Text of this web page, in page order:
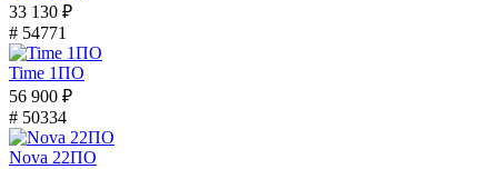
33 130 ₽
# 54771
Time 1ПО
56 900 ₽
# 50334
Nova 22ПО